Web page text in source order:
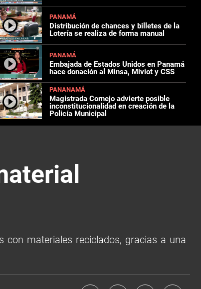
PANAMÁ
Distribución de chances y billetes de la
Lotería se realiza de forma manual
PANAMÁ
Embajada de Estados Unidos en Panamá
hace donación al Minsa, Miviot y CSS
PANANAMÁ
Magistrada Cornejo advierte posible
inconstitucionalidad en creación de la
Policía Municipal
con materiales reciclados, gracias a una